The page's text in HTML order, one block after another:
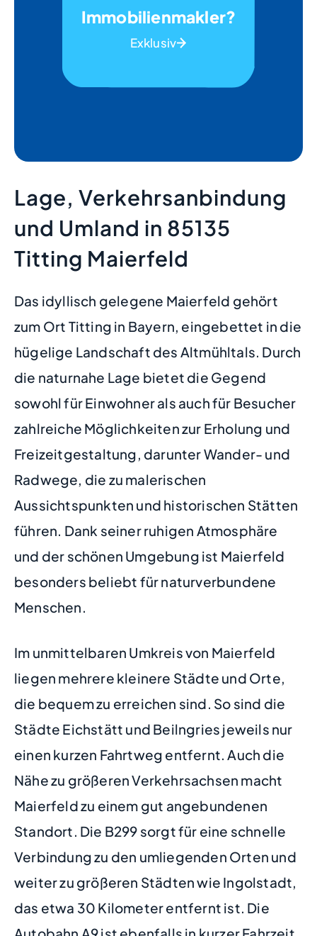
Immobilienmakler?
Exklusiv
Lage, Verkehrsanbindung
und Umland in 85135
Titting Maierfeld
Das idyllisch gelegene Maierfeld gehört
zum Ort Titting in Bayern, eingebettet in die
hügelige Landschaft des Altmühltals. Durch
die naturnahe Lage bietet die Gegend
sowohl für Einwohner als auch für Besucher
zahlreiche Möglichkeiten zur Erholung und
Freizeitgestaltung, darunter Wander- und
Radwege, die zu malerischen
Aussichtspunkten und historischen Stätten
führen. Dank seiner ruhigen Atmosphäre
und der schönen Umgebung ist Maierfeld
besonders beliebt für naturverbundene
Menschen.
Im unmittelbaren Umkreis von Maierfeld
liegen mehrere kleinere Städte und Orte,
die bequem zu erreichen sind. So sind die
Städte Eichstätt und Beilngries jeweils nur
einen kurzen Fahrtweg entfernt. Auch die
Nähe zu größeren Verkehrsachsen macht
Maierfeld zu einem gut angebundenen
Standort. Die B299 sorgt für eine schnelle
Verbindung zu den umliegenden Orten und
weiter zu größeren Städten wie Ingolstadt,
das etwa 30 Kilometer entfernt ist. Die